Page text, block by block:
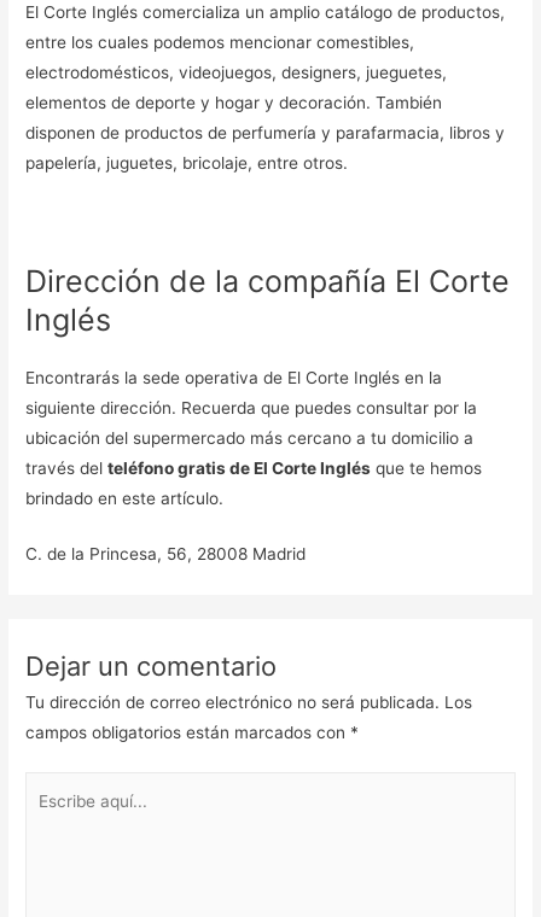
El Corte Inglés comercializa un amplio catálogo de productos,
entre los cuales podemos mencionar comestibles,
electrodomésticos, videojuegos, designers, jueguetes,
elementos de deporte y hogar y decoración. También
disponen de productos de perfumería y parafarmacia, libros y
papelería, juguetes, bricolaje, entre otros.
Dirección de la compañía El Corte
Inglés
Encontrarás la sede operativa de El Corte Inglés en la
siguiente dirección. Recuerda que puedes consultar por la
ubicación del supermercado más cercano a tu domicilio a
través delteléfono gratis de El Corte Inglés que te hemos
brindado en este artículo.
C. de la Princesa, 56, 28008 Madrid
Dejar un comentario
Tu dirección de correo electrónico no será publicada. Los
campos obligatorios están marcados con *